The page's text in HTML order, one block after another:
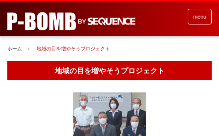
menu
ホーム 地域の目を増やそうプロジェクト
地域の目を増やそうプロジェクト